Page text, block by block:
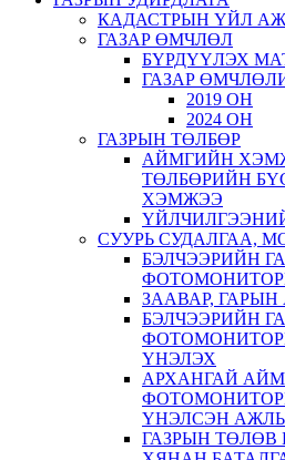
КАДАСТРЫН ҮЙЛ
ГАЗАР ӨМЧЛӨЛ
БҮРДҮҮЛЭХ
ГАЗАР
2019 ОН
2024 ОН
ГАЗРЫН ТӨЛБӨР
АЙМГИЙН
ТӨЛБӨРИЙН
ХЭМЖЭЭ
СУУРЬ СУДАЛГАА,
БЭЛЧЭЭРИЙН
ЗААВАР, ГАРЫН
БЭЛЧЭЭРИЙН
ҮНЭЛЭХ
АРХАНГАЙ
ҮНЭЛСЭН
ГАЗРЫН